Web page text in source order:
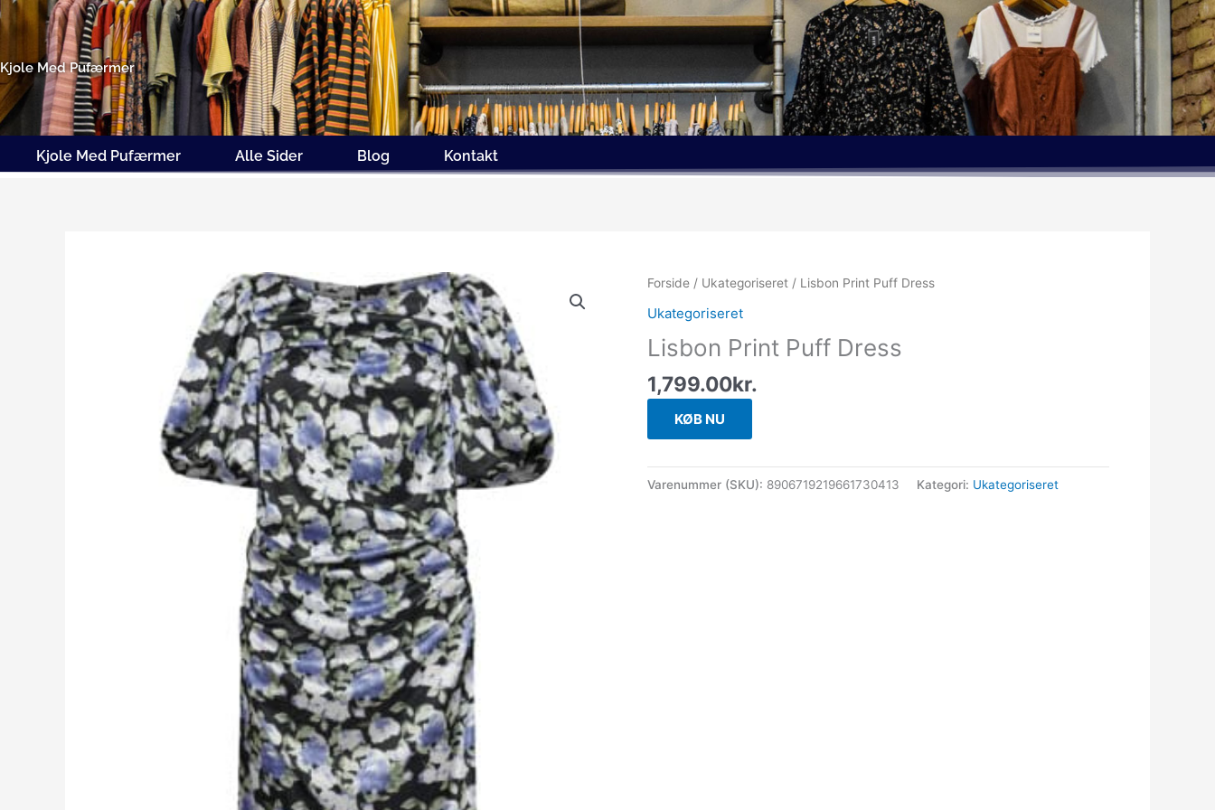
Gå
til
indholdet
Kjole Med Pufærmer
Kjole Med Pufærmer Alle Sider Blog Kontakt
Forside / Ukategoriseret / Lisbon Print Puff Dress
Ukategoriseret
Lisbon Print Puff Dress
1,799.00kr.
KØB NU
Varenummer (SKU): 8906719219661730413 Kategori: Ukategoriseret